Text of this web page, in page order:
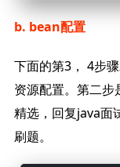
b. bean配置
下面的第3， 4步
资源配置。第二步
精选，回复java面
刷题。